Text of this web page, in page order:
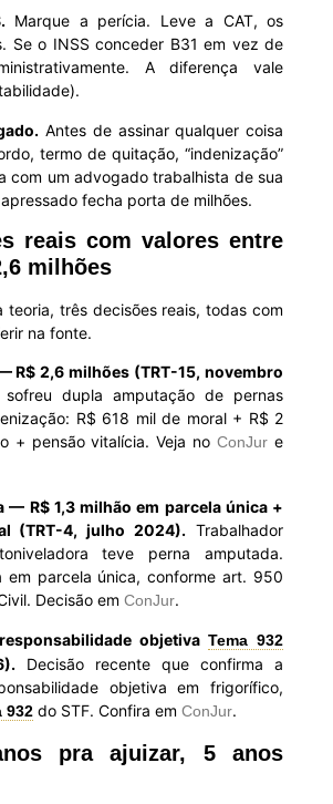
Marque a perícia. Leve a CAT, os
Se o INSS conceder B31 em vez de
A diferença vale
Antes de assinar qualquer coisa
termo de quitação, “indenização”
com um advogado trabalhista de sua
fecha porta de milhões.
reais com valores entre
milhões
teoria, três decisões reais, todas com
na fonte.
R$ 2,6 milhões (TRT-15, novembro
sofreu dupla amputação de pernas
R$ 618 mil de moral + R$ 2
+ pensão vitalícia. Veja noConJur e
— R$ 1,3 milhão em parcela única +
(TRT-4, julho 2024). Trabalhador
teve perna amputada.
em parcela única, conforme art. 950
Decisão em ConJur.
objetiva Tema 932
Decisão recente que confirma a
objetiva em frigorífico,
932 do STF. Confira em ConJur.
pra ajuizar, 5 anos